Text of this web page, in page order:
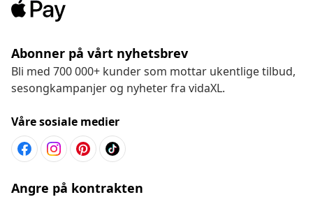
Abonner på vårt nyhetsbrev
Bli med 700 000+ kunder som mottar ukentlige tilbud,
sesongkampanjer og nyheter fra vidaXL.
Våre sosiale medier
Angre på kontrakten